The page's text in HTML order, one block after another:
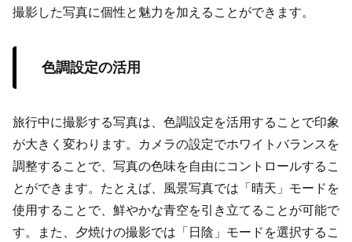
撮影した写真に個性と魅力を加えることができます。
色調設定の活用
旅行中に撮影する写真は、色調設定を活用することで印象
が大きく変わります。カメラの設定でホワイトバランスを
調整することで、写真の色味を自由にコントロールするこ
とができます。たとえば、風景写真では「晴天」モードを
使用することで、鮮やかな青空を引き立てることが可能で
す。また、夕焼けの撮影では「日陰」モードを選択するこ